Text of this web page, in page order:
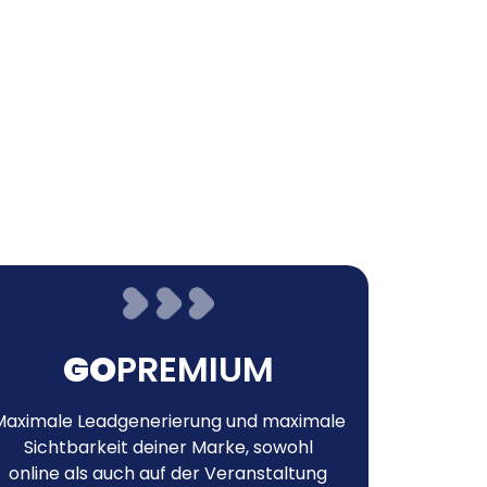
GOPREMIUM
Leadgenerierung und maximale
Sichtbarkeit deiner Marke, sowohl
online als auch auf der Veranstaltung